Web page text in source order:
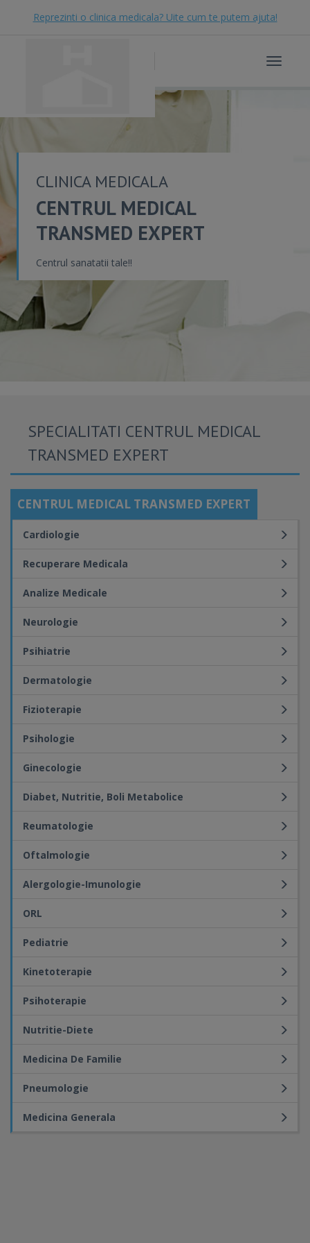
Reprezinti o clinica medicala? Uite cum te putem ajuta!
Toggle
CLINICA MEDICALA
CENTRUL MEDICAL
TRANSMED EXPERT
Centrul sanatatii tale!!
SPECIALITATI CENTRUL MEDICAL
TRANSMED EXPERT
CENTRUL MEDICAL TRANSMED EXPERT
Cardiologie
Recuperare Medicala
Analize Medicale
Neurologie
Psihiatrie
Dermatologie
Fizioterapie
Psihologie
Ginecologie
Diabet, Nutritie, Boli Metabolice
Reumatologie
Oftalmologie
Alergologie-Imunologie
ORL
Pediatrie
Kinetoterapie
Psihoterapie
Nutritie-Diete
Medicina De Familie
Pneumologie
Medicina Generala